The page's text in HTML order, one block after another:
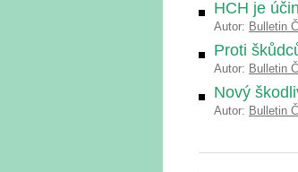
HCH je
Autor: Bulletin
Proti
Autor: Bulletin
Nový
Autor: Bulletin